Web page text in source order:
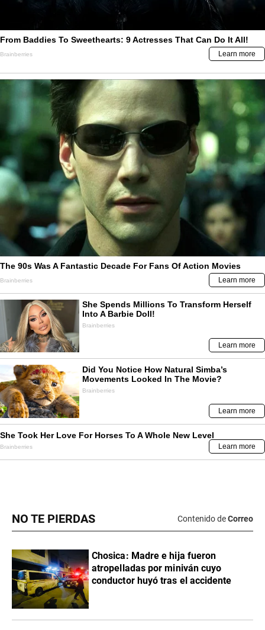
NO TE PIERDAS Contenido deCorreo
Chosica: Madre e hija fueron
atropelladas por miniván cuyo
conductor huyó tras el accidente